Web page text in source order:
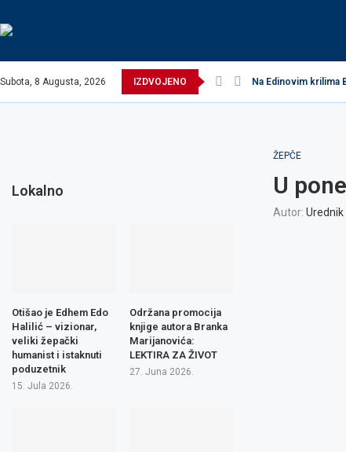
Subota, 8 Augusta, 2026 IZDVOJENO Na Edinovim krilima
ŽEPČE
U
Autor: Urednik
Lokalno
Otišao je Edhem Edo
Halilić – vizionar,
veliki žepački
humanist i istaknuti
poduzetnik
15. Jula 2026.
Održana promocija
knjige autora Branka
Marijanovića:
LEKTIRA ZA ŽIVOT
27. Juna 2026.